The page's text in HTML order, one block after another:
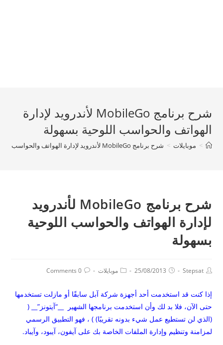
شرح برنامج MobileGo لأندرويد لإدارة
الهواتف والحواسب اللوحية بسهولة
> موبايلات > شرح برنامج MobileGo لأندرويد لإدارة الهواتف والحواسب اللوحية بسهولة
شرح برنامج MobileGo لأندرويد
لإدارة الهواتف والحواسب اللوحية
بسهولة
Stepsat
25/08/2013 موبايلات 0 Comments
إذا كنت قد استخدمت أحد أجهزة شركة آبل سابقًا أو مازلت تستخدمها
حتى الآن، فلا بد لك وأن استخدمت برنامجها الشهير __“آيتونز”__ (
(الذي لن تستطيع عمل شيء بدونه تقريبًا) ) ، فهو التطبيق الرسمي
لمزامنة وتنظيم وإدارة الملفات الخاصة بك على آيفون، آيبود، وآيباد.